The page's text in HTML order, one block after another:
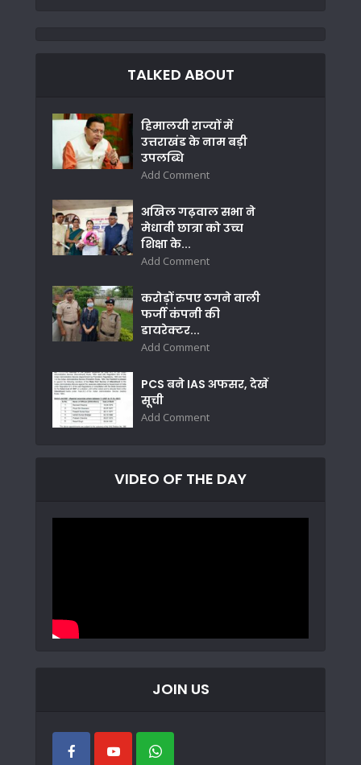
TALKED ABOUT
हिमालयी राज्यों में
उत्तराखंड के नाम बड़ी
उपलब्धि
Add Comment
अखिल गढ़वाल सभा ने
मेधावी छात्रा को उच्च
शिक्षा के...
Add Comment
करोड़ों रुपए ठगने वाली
फर्जी कंपनी की
डायरेक्टर...
Add Comment
PCS बने IAS अफसर, देखें
सूची
Add Comment
VIDEO OF THE DAY
JOIN US